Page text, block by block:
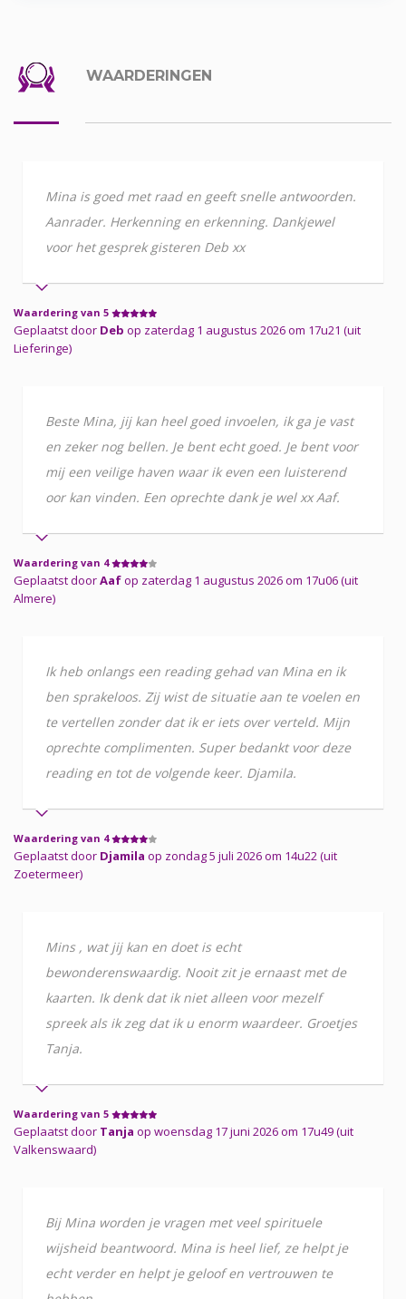
WAARDERINGEN
Mina is goed met raad en geeft snelle antwoorden.
Aanrader. Herkenning en erkenning. Dankjewel
voor het gesprek gisteren Deb xx
Waardering van 5
Geplaatst door Deb op zaterdag 1 augustus 2026 om 17u21 (uit
Lieferinge)
Beste Mina, jij kan heel goed invoelen, ik ga je vast
en zeker nog bellen. Je bent echt goed. Je bent voor
mij een veilige haven waar ik even een luisterend
oor kan vinden. Een oprechte dank je wel xx Aaf.
Waardering van 4
Geplaatst doorAafop zaterdag 1 augustus 2026 om 17u06 (uit
Almere)
Ik heb onlangs een reading gehad van Mina en ik
ben sprakeloos. Zij wist de situatie aan te voelen en
te vertellen zonder dat ik er iets over verteld. Mijn
oprechte complimenten. Super bedankt voor deze
reading en tot de volgende keer. Djamila.
Waardering van 4
Geplaatst door Djamila op zondag 5 juli 2026 om 14u22 (uit
Zoetermeer)
Mins , wat jij kan en doet is echt
bewonderenswaardig. Nooit zit je ernaast met de
kaarten. Ik denk dat ik niet alleen voor mezelf
spreek als ik zeg dat ik u enorm waardeer. Groetjes
Tanja.
Waardering van 5
Geplaatst door Tanja op woensdag 17 juni 2026 om 17u49 (uit
Valkenswaard)
Bij Mina worden je vragen met veel spirituele
wijsheid beantwoord. Mina is heel lief, ze helpt je
echt verder en helpt je geloof en vertrouwen te